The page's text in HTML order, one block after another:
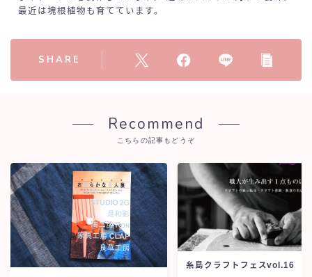
最近は塊根植物も育てています。
SHARE
Recommend
こちらの記事もどうぞ
糸島クラフトフェスvol.16